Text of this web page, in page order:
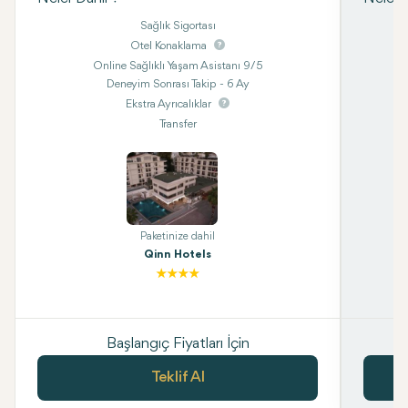
Sağlık Sigortası
Otel Konaklama
Online Sağlıklı Yaşam Asistanı 9/5
Deneyim Sonrası Takip - 6 Ay
Ekstra Ayrıcalıklar
Transfer
Paketinize dahil
Qinn Hotels
Başlangıç Fiyatları İçin
Teklif Al